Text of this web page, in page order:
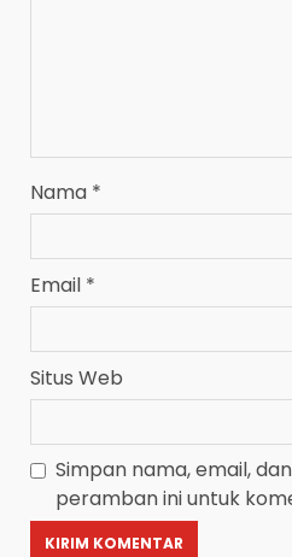
Nama *
Email *
Situs Web
Simpan nama, email,
peramban ini untuk